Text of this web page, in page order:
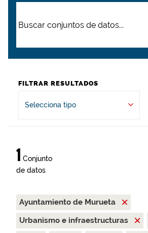
FILTRAR RESULTADOS
Selecciona tipo
1 Conjunto
de datos
Ayuntamiento de Murueta
Urbanismo e infraestructuras